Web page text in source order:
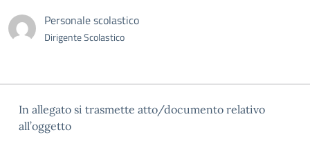
Personale scolastico
Dirigente Scolastico
In allegato si trasmette atto/documento relativo
all’oggetto